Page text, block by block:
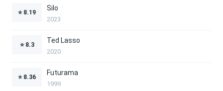
⭐ 8.19
Silo
2023
⭐ 8.3
Ted Lasso
2020
⭐ 8.36
Futurama
1999